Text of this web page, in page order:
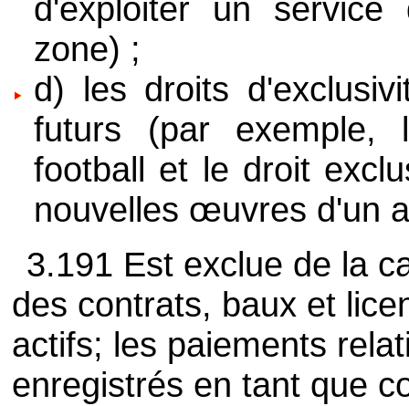
d'exploiter un
zone) ;
d) les droits
futurs (par exemple,
football et le droit
nouvelles œuvres d'un
3.191 Est exclue de la
des contrats, baux et
actifs; les paiements
enregistrés en tant que